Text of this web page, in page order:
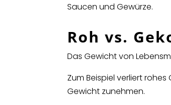
Saucen und Gewürze.
Roh vs.
Das Gewicht von
Zum Beispiel verliert
Gewicht zunehmen.